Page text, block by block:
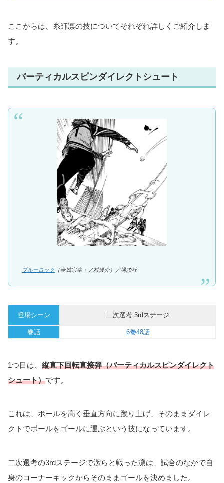
ここからは、糸師凛の技についてそれぞれ詳しくご紹介しま
す。
バーティカルスピンダイレクトシュート
ブルーロック （金城宗幸・ノ村優介）／講談社
登場シーン 二次選考 3rdステージ
巻話 6巻48話
1つ目は、 縦直下回転直接弾（バーティカルスピンダイレクト
シュート）です。
これは、ボールを高く垂直方向に蹴り上げ、そのままダイレ
クトでボールをゴールに運ぶという技になっています。
二次選考の3rdステージで潔らと戦った凛は、試合のなかで自
身のコーナーキックからそのままゴールを決めました。